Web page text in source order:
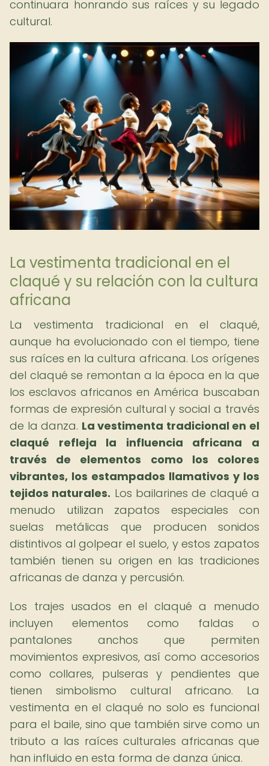
continuara honrando sus raíces y su legado
cultural.
La vestimenta tradicional en el
claqué y su relación con la cultura
africana
La vestimenta tradicional en el claqué,
aunque ha evolucionado con el tiempo, tiene
sus raíces en la cultura africana. Los orígenes
del claqué se remontan a la época en la que
los esclavos africanos en América buscaban
formas de expresión cultural y social a través
de la danza. La vestimenta tradicional en el
claqué refleja la influencia africana a
través de elementos como los colores
vibrantes, los estampados llamativos y los
tejidos naturales. Los bailarines de claqué a
menudo utilizan zapatos especiales con
suelas metálicas que producen sonidos
distintivos al golpear el suelo, y estos zapatos
también tienen su origen en las tradiciones
africanas de danza y percusión.
Los trajes usados en el claqué a menudo
incluyen elementos como faldas o
pantalones anchos que permiten
movimientos expresivos, así como accesorios
como collares, pulseras y pendientes que
tienen simbolismo cultural africano. La
vestimenta en el claqué no solo es funcional
para el baile, sino que también sirve como un
tributo a las raíces culturales africanas que
han influido en esta forma de danza única.